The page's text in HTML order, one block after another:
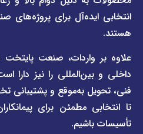
برای پروژه‌های صنعتی،
صنعت پایتخت نمایندگی
را نیز دارا است. ما با
به‌موقع و پشتیبانی تخصصی،
مطمئن برای پیمانکاران،